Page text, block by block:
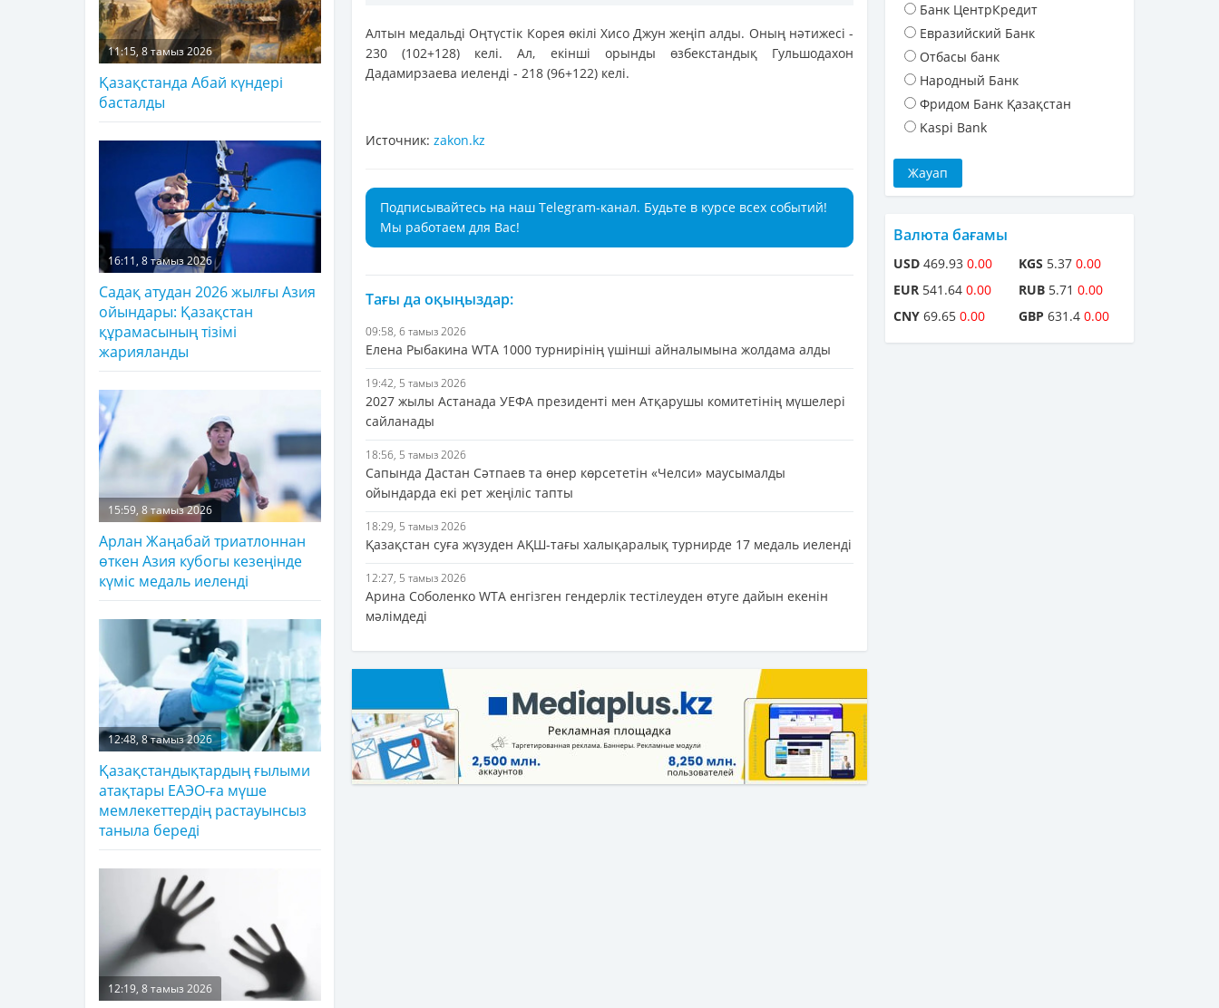
Алтын медальді Оңтүстік Корея өкілі Хисо Джун жеңіп алды. Оның нәтижесі -
230 (102+128) келі. Ал, екінші орынды өзбекстандық Гульшодахон
Дадамирзаева иеленді - 218 (96+122) келі.
Источник: zakon.kz
Подписывайтесь на наш Telegram-канал. Будьте в курсе всех событий!
Мы работаем для Вас!
Тағы да оқыңыздар:
09:58, 6 тамыз 2026
Елена Рыбакина WTA 1000 турнирінің үшінші айналымына жолдама алды
19:42, 5 тамыз 2026
2027 жылы Астанада УЕФА президенті мен Атқарушы комитетінің мүшелері
сайланады
18:56, 5 тамыз 2026
Сапында Дастан Сәтпаев та өнер көрсететін «Челси» маусымалды
ойындарда екі рет жеңіліс тапты
18:29, 5 тамыз 2026
Қазақстан суға жүзуден АҚШ-тағы халықаралық турнирде 17 медаль иеленді
12:27, 5 тамыз 2026
Арина Соболенко WTA енгізген гендерлік тестілеуден өтуге дайын екенін
мәлімдеді
11:15, 8 тамыз 2026
Қазақстанда Абай күндері
басталды
16:11, 8 тамыз 2026
Садақ атудан 2026 жылғы Азия
ойындары: Қазақстан
құрамасының тізімі
жарияланды
15:59, 8 тамыз 2026
Арлан Жаңабай триатлоннан
өткен Азия кубогы кезеңінде
күміс медаль иеленді
12:48, 8 тамыз 2026
Қазақстандықтардың ғылыми
атақтары ЕАЭО-ға мүше
мемлекеттердің растауынсыз
таныла береді
12:19, 8 тамыз 2026
Банк ЦентрКредит
Евразийский Банк
Отбасы банк
Народный Банк
Фридом Банк Қазақстан
Kaspi Bank
Валюта бағамы
USD 469.93 0.00
EUR 541.64 0.00
CNY 69.65 0.00
KGS 5.37 0.00
RUB 5.71 0.00
GBP 631.4 0.00